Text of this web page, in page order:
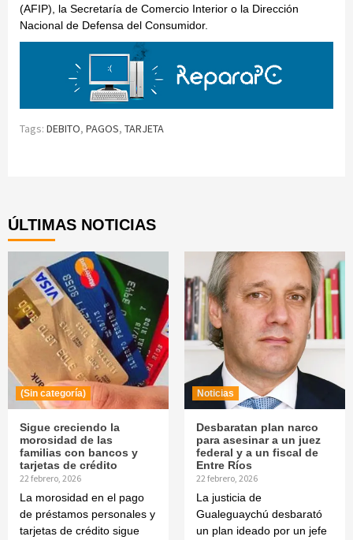
(AFIP), la Secretaría de Comercio Interior o la Dirección
Nacional de Defensa del Consumidor.
Tags: DEBITO, PAGOS, TARJETA
ÚLTIMAS NOTICIAS
(Sin categoría)
Sigue creciendo la
morosidad de las
familias con bancos y
tarjetas de crédito
22 febrero, 2026
La morosidad en el pago
de préstamos personales y
tarjetas de crédito sigue
Noticias
Desbaratan plan narco
para asesinar a un juez
federal y a un fiscal de
Entre Ríos
22 febrero, 2026
La justicia de
Gualeguaychú desbarató
un plan ideado por un jefe